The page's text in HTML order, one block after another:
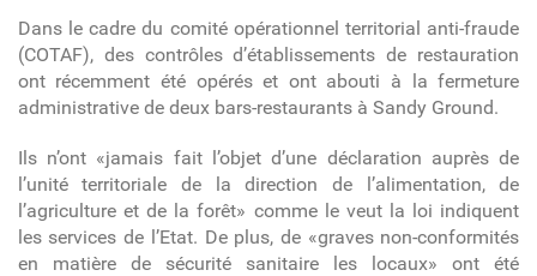
Dans le cadre du comité opérationnel territorial anti-fraude
(COTAF), des contrôles d’établissements de restauration
ont récemment été opérés et ont abouti à la fermeture
administrative de deux bars-restaurants à Sandy Ground.
Ils n’ont «jamais fait l’objet d’une déclaration auprès de
l’unité territoriale de la direction de l’alimentation, de
l’agriculture et de la forêt» comme le veut la loi indiquent
les services de l’Etat. De plus, de «graves non-conformités
en matière de sécurité sanitaire les locaux» ont été